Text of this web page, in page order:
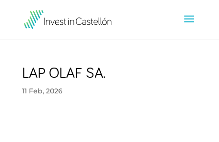
LAP OLAF SA.
11 Feb, 2026